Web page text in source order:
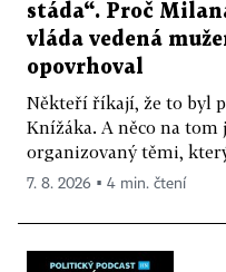
stáda“. Proč
vláda vedená
opovrhoval
Někteří říkají, že to byl
Knížáka. A něco na tom
organizovaný těmi,
7. 8. 2026 ▪ 4 min. čtení